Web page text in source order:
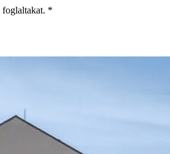
foglaltakat. *